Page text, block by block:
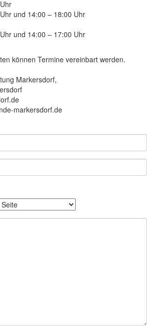
und 14:00 – 18:00 Uhr
und 14:00 – 17:00 Uhr
können Termine vereinbart werden.
Markersdorf,
markersdorf.de